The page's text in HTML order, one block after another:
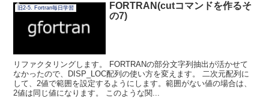
旧2-5. Fortran毎日学習
FORTRAN(cutコマンドを作るそ
の7)
リファクタリングします。 FORTRANの部分文字列抽出が活かせて
なかったので、DISP_LOC配列の使い方を変えます。 二次元配列に
して、2値で範囲を設定するようにします。範囲がない値の場合は、
2値は同じ値になります。 このような関...